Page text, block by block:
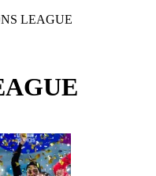
LEAGUE